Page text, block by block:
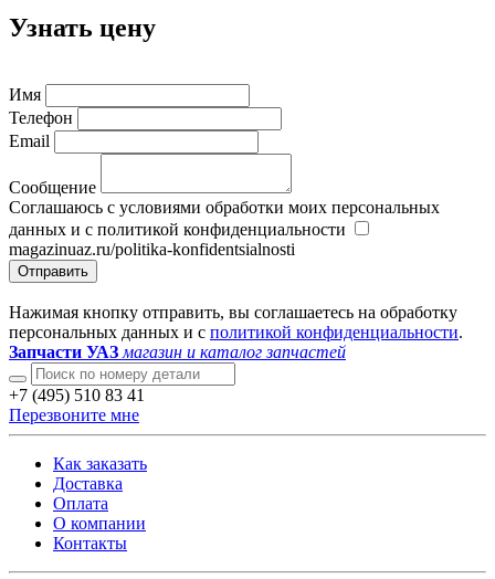
Узнать цену
Имя
Телефон
Email
Сообщение
Соглашаюсь с условиями обработки моих персональных
данных и с политикой конфиденциальности
magazinuaz.ru/politika-konfidentsialnosti
Отправить
Нажимая кнопку отправить, вы соглашаетесь на обработку
персональных данных и с политикой конфиденциальности.
Запчасти УАЗ магазин и каталог запчастей
+7 (495) 510 83 41
Перезвоните мне
Как заказать
Доставка
Оплата
О компании
Контакты